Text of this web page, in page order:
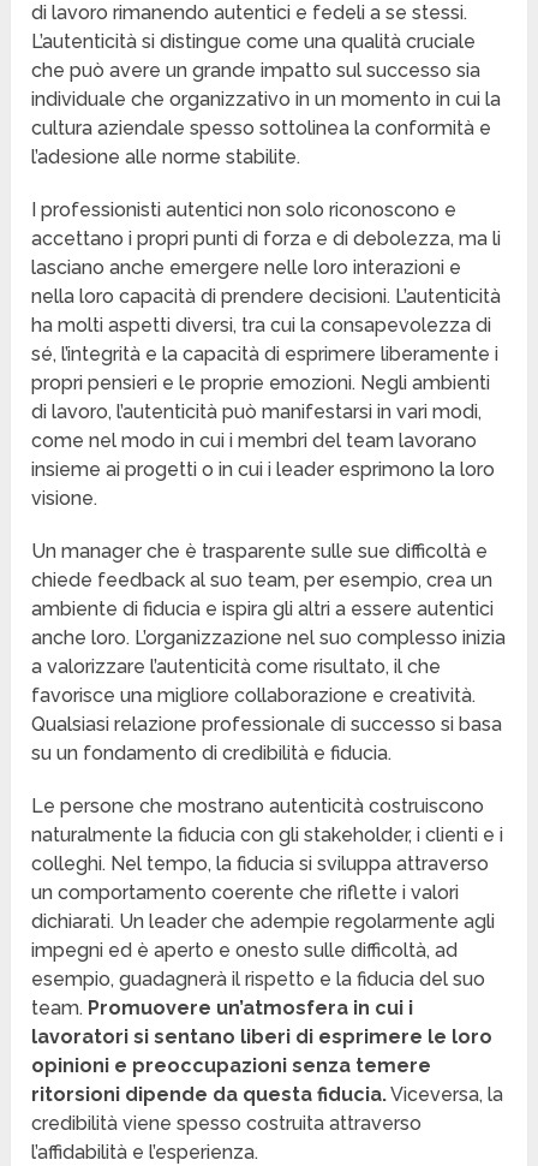
di lavoro rimanendo autentici e fedeli a se stessi.
L’autenticità si distingue come una qualità cruciale
che può avere un grande impatto sul successo sia
individuale che organizzativo in un momento in cui la
cultura aziendale spesso sottolinea la conformità e
l’adesione alle norme stabilite.
I professionisti autentici non solo riconoscono e
accettano i propri punti di forza e di debolezza, ma li
lasciano anche emergere nelle loro interazioni e
nella loro capacità di prendere decisioni. L’autenticità
ha molti aspetti diversi, tra cui la consapevolezza di
sé, l’integrità e la capacità di esprimere liberamente i
propri pensieri e le proprie emozioni. Negli ambienti
di lavoro, l’autenticità può manifestarsi in vari modi,
come nel modo in cui i membri del team lavorano
insieme ai progetti o in cui i leader esprimono la loro
visione.
Un manager che è trasparente sulle sue difficoltà e
chiede feedback al suo team, per esempio, crea un
ambiente di fiducia e ispira gli altri a essere autentici
anche loro. L’organizzazione nel suo complesso inizia
a valorizzare l’autenticità come risultato, il che
favorisce una migliore collaborazione e creatività.
Qualsiasi relazione professionale di successo si basa
su un fondamento di credibilità e fiducia.
Le persone che mostrano autenticità costruiscono
naturalmente la fiducia con gli stakeholder, i clienti e i
colleghi. Nel tempo, la fiducia si sviluppa attraverso
un comportamento coerente che riflette i valori
dichiarati. Un leader che adempie regolarmente agli
impegni ed è aperto e onesto sulle difficoltà, ad
esempio, guadagnerà il rispetto e la fiducia del suo
team. Promuovere un’atmosfera in cui i
lavoratori si sentano liberi di esprimere le loro
opinioni e preoccupazioni senza temere
ritorsioni dipende da questa fiducia.Viceversa, la
credibilità viene spesso costruita attraverso
l’affidabilità e l’esperienza.